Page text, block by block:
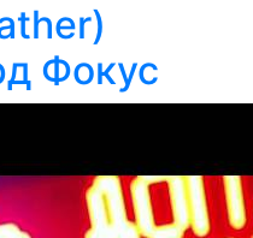
Фокус